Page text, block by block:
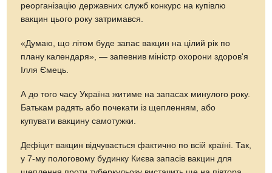
реорганізацію державних служб конкурс на купівлю
вакцин цього року затримався.
«Думаю, що літом буде запас вакцин на цілий рік по
плану календаря», — запевнив міністр охорони здоров'я
Ілля Ємець.
А до того часу Україна житиме на запасах минулого року.
Батькам радять або почекати із щепленням, або
купувати вакцину самотужки.
Дефіцит вакцин відчувається фактично по всій країні. Так,
у 7-му пологовому будинку Києва запасів вакцин для